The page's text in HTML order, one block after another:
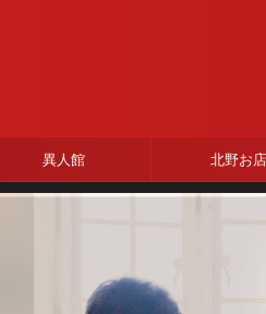
異人館 北野お店